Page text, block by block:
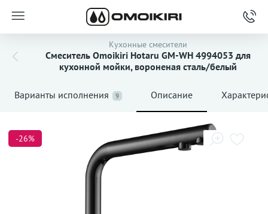
Кухонные смесители
Смеситель Omoikiri Hotaru GM-WH 4994053 для
кухонной мойки, вороненая сталь/белый
Варианты исполнения 9 Описание
-26%